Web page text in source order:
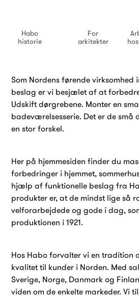
Habo
historie
For
arkitekter
Som Nordens førende virksomhed
beslag er vi besjælet af at
Udskift dørgrebene. Monter en
badeværelsesserie. Det er de små
en stor forskel.
Her på hjemmesiden finder du
forbedringer i hjemmet,
hjælp af funktionelle beslag fra
produkter er, at de mindst lige så
velforarbejdede og gode i dag,
produktionen i 1921.
Hos Habo forvalter vi en tradition
kvalitet til kunder i Norden. Med
Sverige, Norge, Danmark og
viden om de enkelte markeder. Vi